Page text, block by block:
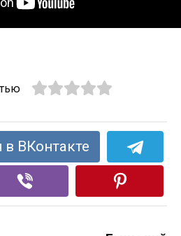
в ВКонтакте